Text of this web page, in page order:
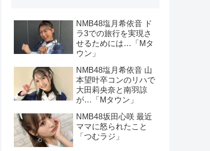
NMB48塩月希依音 ド
ラ3での旅行を実現さ
せるためには…「Mタ
ウン」
NMB48塩月希依音 山
本望叶卒コンのリハで
大田莉央奈と南羽諒
が…「Mタウン」
NMB48坂田心咲 最近
ママに怒られたこと
「つむラジ」